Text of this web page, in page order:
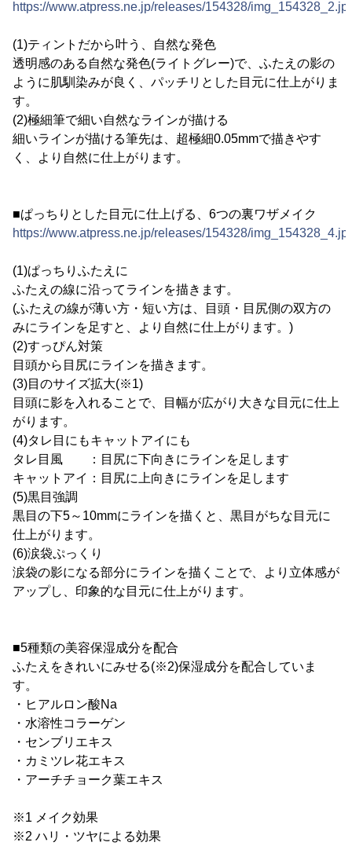
https://www.atpress.ne.jp/releases/154328/
(1)ティントだから叶う、自然な発色
透明感のある自然な発色(ライトグレー)で、ふたえの影の
ように肌馴染みが良く、パッチリとした目元に仕上がりま
す。
(2)極細筆で細い自然なラインが描ける
細いラインが描ける筆先は、超極細0.05mmで描きやす
く、より自然に仕上がります。
■ぱっちりとした目元に仕上げる、6つの裏ワザメイク
https://www.atpress.ne.jp/releases/154328/
(1)ぱっちりふたえに
ふたえの線に沿ってラインを描きます。
(ふたえの線が薄い方・短い方は、目頭・目尻側の双方の
みにラインを足すと、より自然に仕上がります。)
(2)すっぴん対策
目頭から目尻にラインを描きます。
(3)目のサイズ拡大(※1)
目頭に影を入れることで、目幅が広がり大きな目元に仕上
がります。
(4)タレ目にもキャットアイにも
タレ目風 ：目尻に下向きにラインを足します
キャットアイ：目尻に上向きにラインを足します
(5)黒目強調
黒目の下5～10mmにラインを描くと、黒目がちな目元に
仕上がります。
(6)涙袋ぷっくり
涙袋の影になる部分にラインを描くことで、より立体感が
アップし、印象的な目元に仕上がります。
■5種類の美容保湿成分を配合
ふたえをきれいにみせる(※2)保湿成分を配合していま
す。
・ヒアルロン酸Na
・水溶性コラーゲン
・センブリエキス
・カミツレ花エキス
・アーチチョーク葉エキス
※1 メイク効果
※2 ハリ・ツヤによる効果